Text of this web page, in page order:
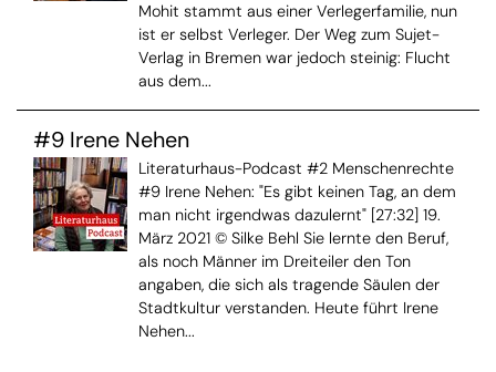
Mohit stammt aus einer Verlegerfamilie, nun
ist er selbst Verleger. Der Weg zum Sujet-
Verlag in Bremen war jedoch steinig: Flucht
aus dem...
#9 Irene Nehen
Literaturhaus-Podcast #2 Menschenrechte
#9 Irene Nehen: "Es gibt keinen Tag, an dem
man nicht irgendwas dazulernt" [27:32] 19.
März 2021 © Silke Behl Sie lernte den Beruf,
als noch Männer im Dreiteiler den Ton
angaben, die sich als tragende Säulen der
Stadtkultur verstanden. Heute führt Irene
Nehen...